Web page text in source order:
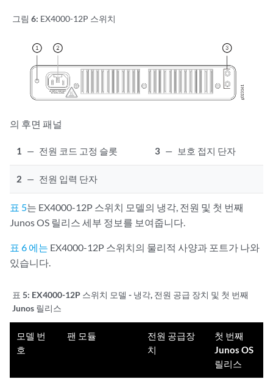
그림 6: EX4000-12P 스위치
의 후면 패널
1 — 전원 코드 고정 슬롯 3 — 보호 접지 단자
2 — 전원 입력 단자
표 5는 EX4000-12P 스위치 모델의 냉각, 전원 및 첫 번째
Junos OS 릴리스 세부 정보를 보여줍니다.
표 6 에는 EX4000-12P 스위치의 물리적 사양과 포트가 나와
있습니다.
표 5: EX4000-12P 스위치 모델 - 냉각, 전원 공급 장치 및 첫 번째
Junos 릴리스
모델 번
호
팬 모듈
전원 공급장
치
첫 번째
Junos OS
릴리스